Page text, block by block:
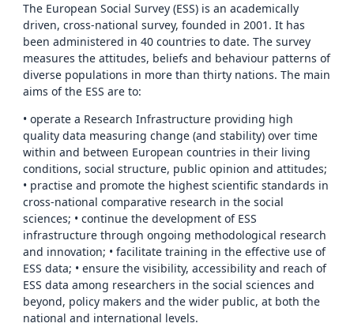
The European Social Survey (ESS) is an academically
driven, cross-national survey, founded in 2001. It has
been administered in 40 countries to date. The survey
measures the attitudes, beliefs and behaviour patterns of
diverse populations in more than thirty nations. The main
aims of the ESS are to:
• operate a Research Infrastructure providing high
quality data measuring change (and stability) over time
within and between European countries in their living
conditions, social structure, public opinion and attitudes;
• practise and promote the highest scientific standards in
cross-national comparative research in the social
sciences; • continue the development of ESS
infrastructure through ongoing methodological research
and innovation; • facilitate training in the effective use of
ESS data; • ensure the visibility, accessibility and reach of
ESS data among researchers in the social sciences and
beyond, policy makers and the wider public, at both the
national and international levels.